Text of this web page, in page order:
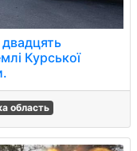
двадцять
Курської
область